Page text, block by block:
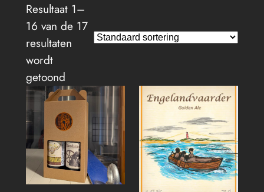
Resultaat 1–
16 van de 17
resultaten
wordt
getoond